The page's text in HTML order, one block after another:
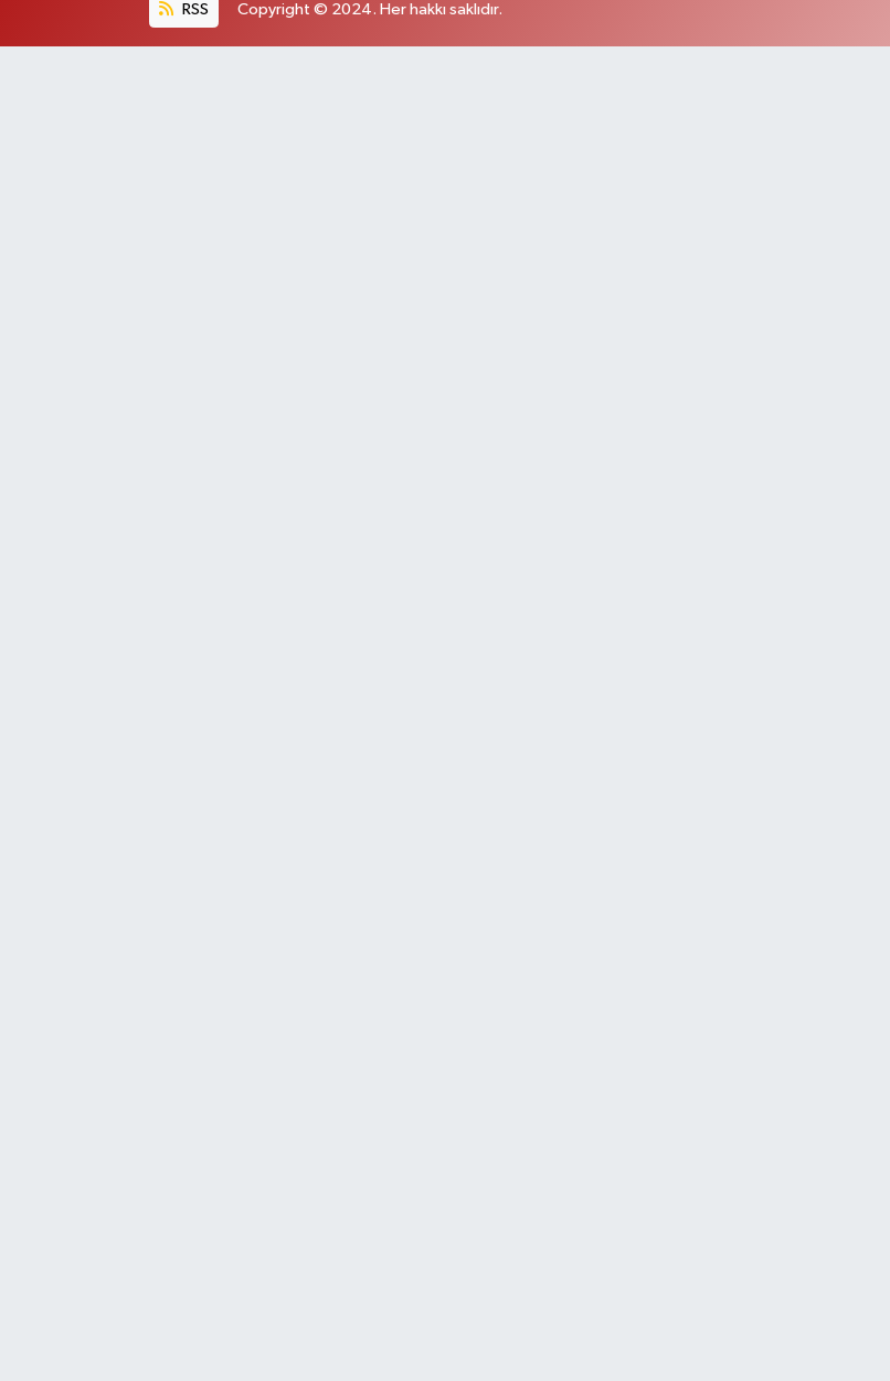
RSS Copyright © 2024. Her hakkı saklıdır.